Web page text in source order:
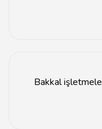
Bakkal